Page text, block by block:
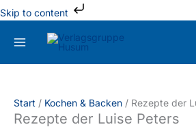
Skip to content
Zum
Inhalt
springen
Start / Kochen & Backen / Rezepte der
Rezepte der Luise Peters
der